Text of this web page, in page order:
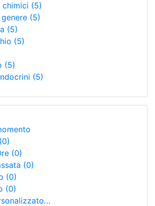
chimici (5)
(5)
(5)
(5)
(5)
(5)
(0)
(0)
(0)
(0)
(0)